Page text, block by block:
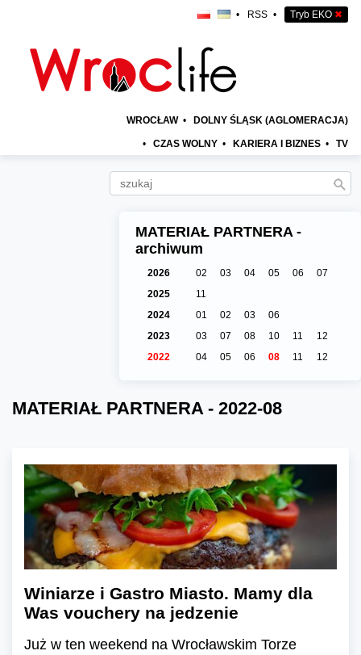
• RSS • Tryb EKO ✖
WROCŁAW • DOLNY ŚLĄSK (AGLOMERACJA)
• CZAS WOLNY • KARIERA I BIZNES • TV
MATERIAŁ PARTNERA -
archiwum
2026 02 03 04 05 06
07
2025
11
2024
01 02 03
06
2023
03 07 08 10 11
12
2022
04 05 06 08 11 12
MATERIAŁ PARTNERA - 2022-08
Winiarze i Gastro Miasto. Mamy dla
Was vouchery na jedzenie
Już w ten weekend na Wrocławskim Torze